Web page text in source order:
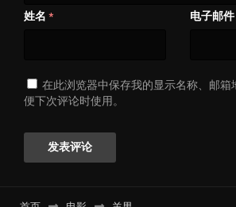
姓名 * 电子邮件
在此浏览器中保存我的显示名称、邮箱
便下次评论时使用。